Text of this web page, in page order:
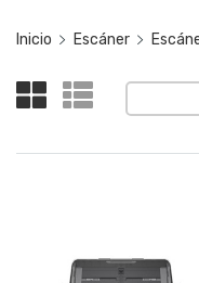
Inicio Escáner